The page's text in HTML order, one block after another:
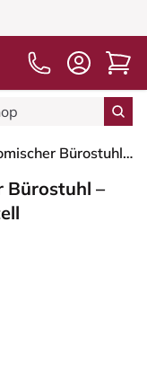
RH Logic 300 Ergonomischer Bürostuhl – Schwarz mit Silbernem Gestell
Bürostuhl –